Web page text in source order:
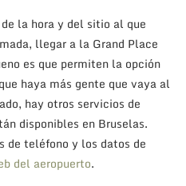
la hora y del sitio al que
llegar a la Grand Place
es que permiten la opción
haya más gente que vaya al
hay otros servicios de
disponibles en Bruselas.
de teléfono y los datos de
del aeropuerto.